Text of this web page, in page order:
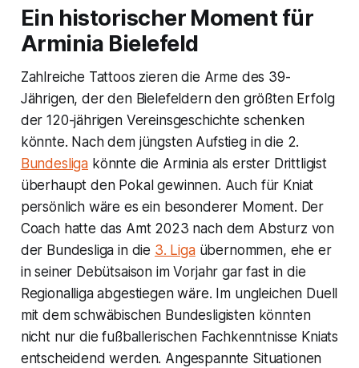
Ein historischer Moment für
Arminia Bielefeld
Zahlreiche Tattoos zieren die Arme des 39-
Jährigen, der den Bielefeldern den größten Erfolg
der 120-jährigen Vereinsgeschichte schenken
könnte. Nach dem jüngsten Aufstieg in die 2.
Bundesliga könnte die Arminia als erster Drittligist
überhaupt den Pokal gewinnen. Auch für Kniat
persönlich wäre es ein besonderer Moment. Der
Coach hatte das Amt 2023 nach dem Absturz von
der Bundesliga in die 3. Ligaübernommen, ehe er
in seiner Debütsaison im Vorjahr gar fast in die
Regionalliga abgestiegen wäre. Im ungleichen Duell
mit dem schwäbischen Bundesligisten könnten
nicht nur die fußballerischen Fachkenntnisse Kniats
entscheidend werden. Angespannte Situationen